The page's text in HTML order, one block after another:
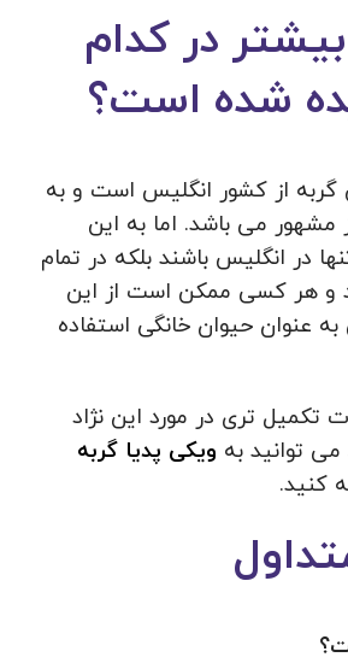
در کدام
شده است؟
گربه از کشور انگلیس است و به
مشهور می باشد. اما به این
در انگلیس باشند بلکه در تمام
و هر کسی ممکن است از این
عنوان حیوان خانگی استفاده
تکمیل تری در مورد این نژاد
توانید به ویکی پدیا گربه
کنید.